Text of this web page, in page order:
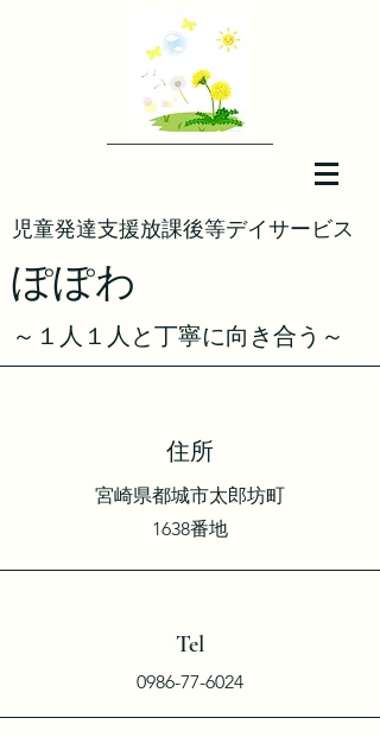
​児童発達支援放課後等デイサービス
​ぽぽわ
​～１人１人と丁寧に向き合う～
​住所
宮崎県都城市太郎坊町
​1638番地
​Tel
0986-77-6024